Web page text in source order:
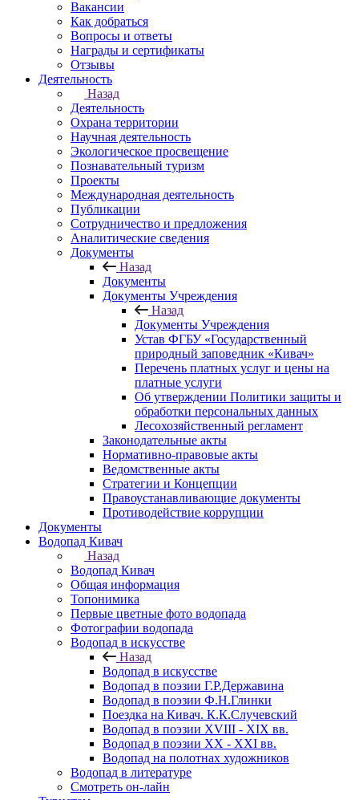
Вакансии
Как добраться
Вопросы и ответы
Награды и сертификаты
Отзывы
Деятельность
Назад
Деятельность
Охрана территории
Научная деятельность
Экологическое просвещение
Познавательный туризм
Проекты
Международная деятельность
Публикации
Сотрудничество и предложения
Аналитические сведения
Документы
Назад
Документы
Документы Учреждения
Назад
Документы Учреждения
Устав ФГБУ «Государственный
природный заповедник «Кивач»
Перечень платных услуг и цены на
платные услуги
Об утверждении Политики защиты и
обработки персональных данных
Лесохозяйственный регламент
Законодательные акты
Нормативно-правовые акты
Ведомственные акты
Стратегии и Концепции
Правоустанавливающие документы
Противодействие коррупции
Документы
Водопад Кивач
Назад
Водопад Кивач
Общая информация
Топонимика
Первые цветные фото водопада
Фотографии водопада
Водопад в искусстве
Назад
Водопад в искусстве
Водопад в поэзии Г.Р.Державина
Водопад в поэзии Ф.Н.Глинки
Поездка на Кивач. К.К.Случевский
Водопад в поэзии XVIII - XIX вв.
Водопад в поэзии XX - XXI вв.
Водопад на полотнах художников
Водопад в литературе
Смотреть он-лайн